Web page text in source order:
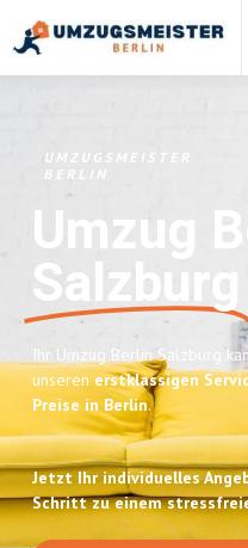
UMZUGSMEISTER
BERLIN
Umzug
Salzburg
Ihr Umzug Berlin Salzburg
unserenerstklassigen
Preise in Berlin.
Jetzt Ihr individuelles
Schritt zu einem